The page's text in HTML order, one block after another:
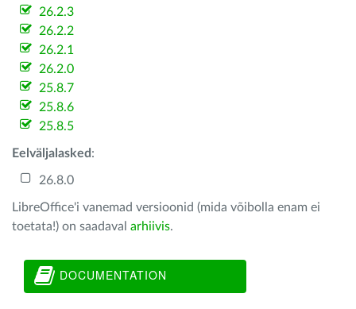
26.2.3
26.2.2
26.2.1
26.2.0
25.8.7
25.8.6
25.8.5
Eelväljalasked :
26.8.0
LibreOffice'i vanemad versioonid (mida võibolla enam ei
toetata!) on saadaval arhiivis.
DOCUMENTATION